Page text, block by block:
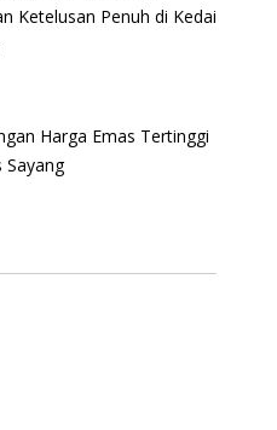
Ketelusan Penuh di Kedai
Harga Emas Tertinggi
Sayang